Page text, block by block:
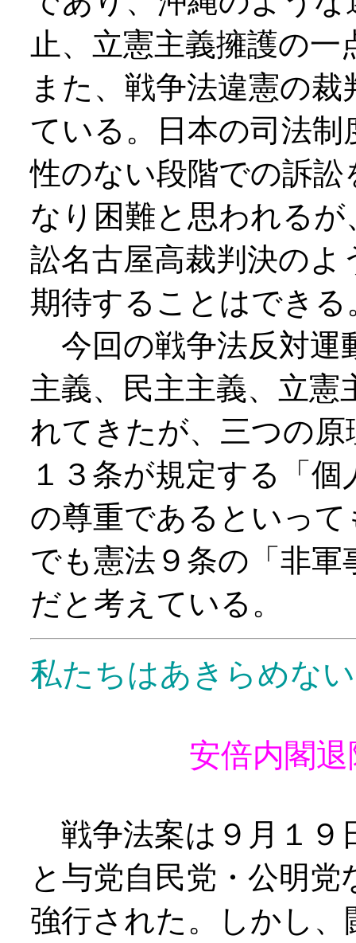
止、立憲主義擁護の
また、戦争法違憲の
ている。日本の司法
性のない段階での訴
なり困難と思われる
訟名古屋高裁判決のよ
期待することはできる
今回の戦争法反対運
主義、民主主義、立
れてきたが、三つの
１３条が規定する「
の尊重であるといっ
でも憲法９条の「非
だと考えている。
私たちはあきらめ
安倍内閣退
戦争法案は９月１９
と与党自民党・公明
強行された。しかし